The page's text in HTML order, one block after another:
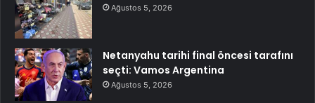
Ağustos 5, 2026
Netanyahu tarihi final öncesi tarafını
seçti: Vamos Argentina
Ağustos 5, 2026